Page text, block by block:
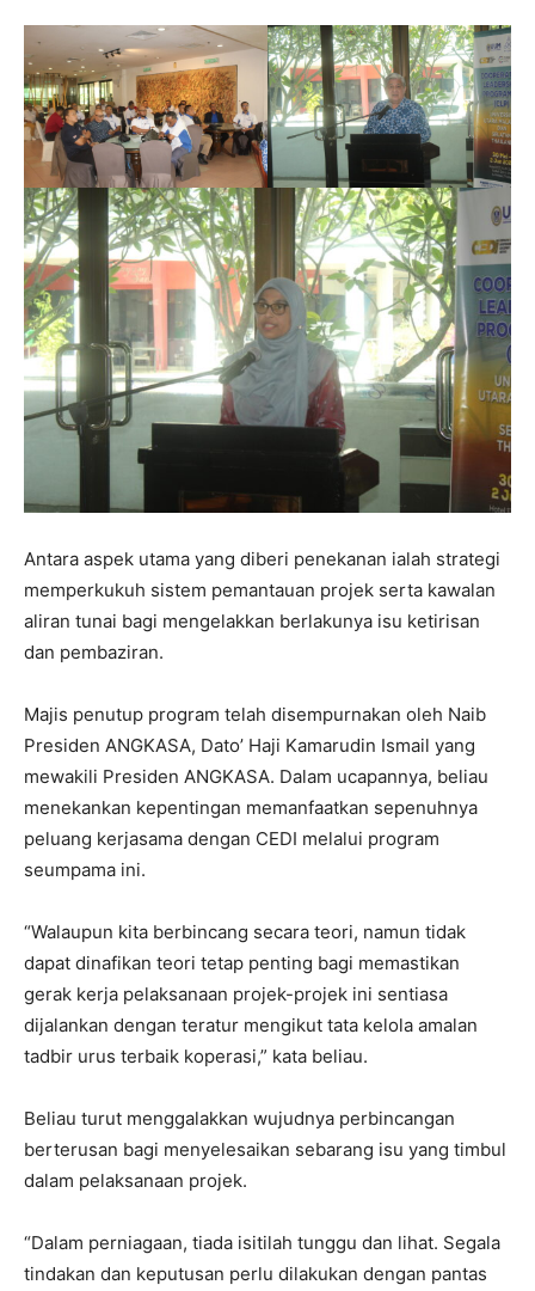
Antara aspek utama yang diberi penekanan ialah strategi
memperkukuh sistem pemantauan projek serta kawalan
aliran tunai bagi mengelakkan berlakunya isu ketirisan
dan pembaziran.
Majis penutup program telah disempurnakan oleh Naib
Presiden ANGKASA, Dato’ Haji Kamarudin Ismail yang
mewakili Presiden ANGKASA. Dalam ucapannya, beliau
menekankan kepentingan memanfaatkan sepenuhnya
peluang kerjasama dengan CEDI melalui program
seumpama ini.
“Walaupun kita berbincang secara teori, namun tidak
dapat dinafikan teori tetap penting bagi memastikan
gerak kerja pelaksanaan projek-projek ini sentiasa
dijalankan dengan teratur mengikut tata kelola amalan
tadbir urus terbaik koperasi,” kata beliau.
Beliau turut menggalakkan wujudnya perbincangan
berterusan bagi menyelesaikan sebarang isu yang timbul
dalam pelaksanaan projek.
“Dalam perniagaan, tiada isitilah tunggu dan lihat. Segala
tindakan dan keputusan perlu dilakukan dengan pantas